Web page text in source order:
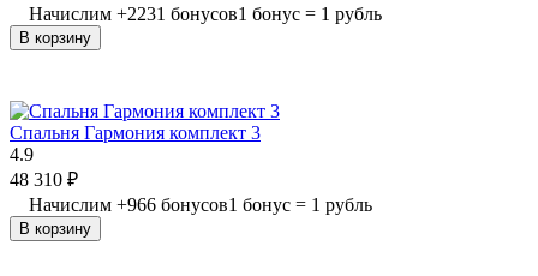
Начислим +2231 бонусов1 бонус = 1 рубль
В корзину
Спальня Гармония комплект 3
4.9
48 310 ₽
Начислим +966 бонусов1 бонус = 1 рубль
В корзину